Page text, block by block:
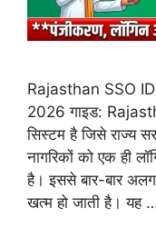
Rajasthan SSO
2026 गाइड:
सिस्टम है जिसे राज्य
नागरिकों को एक ही
है। इससे बार-बार
खत्म हो जाती है। यह